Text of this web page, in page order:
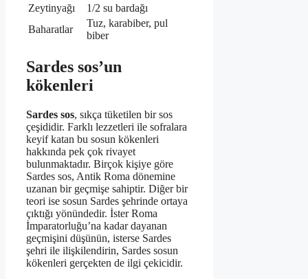
Zeytinyağı
1/2 su bardağı
Baharatlar
Tuz, karabiber, pul
biber
Sardes sos’un
kökenleri
Sardes sos, sıkça tüketilen bir sos
çeşididir. Farklı lezzetleri ile sofralara
keyif katan bu sosun kökenleri
hakkında pek çok rivayet
bulunmaktadır. Birçok kişiye göre
Sardes sos, Antik Roma dönemine
uzanan bir geçmişe sahiptir. Diğer bir
teori ise sosun Sardes şehrinde ortaya
çıktığı yönündedir. İster Roma
İmparatorluğu’na kadar dayanan
geçmişini düşünün, isterse Sardes
şehri ile ilişkilendirin, Sardes sosun
kökenleri gerçekten de ilgi çekicidir.